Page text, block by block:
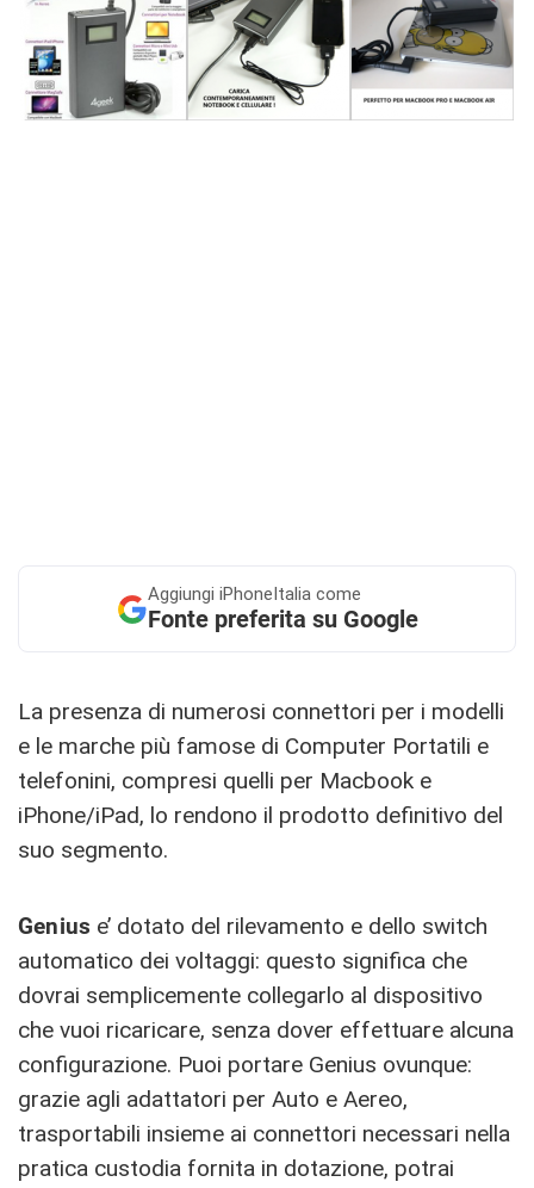
Aggiungi iPhoneItalia come
Fonte preferita su Google
La presenza di numerosi connettori per i modelli
e le marche più famose di Computer Portatili e
telefonini, compresi quelli per Macbook e
iPhone/iPad, lo rendono il prodotto definitivo del
suo segmento.
Genius e’ dotato del rilevamento e dello switch
automatico dei voltaggi: questo significa che
dovrai semplicemente collegarlo al dispositivo
che vuoi ricaricare, senza dover effettuare alcuna
configurazione. Puoi portare Genius ovunque:
grazie agli adattatori per Auto e Aereo,
trasportabili insieme ai connettori necessari nella
pratica custodia fornita in dotazione, potrai